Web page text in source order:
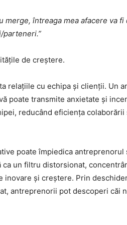
merge, întreaga mea afacere va
parteneri.”
de creștere.
relațiile cu echipa și clienții. Un
poate transmite anxietate și
reducând eficiența
poate împiedica antreprenorul
un filtru distorsionat,
și creștere. Prin
antreprenorii pot descoperi căi